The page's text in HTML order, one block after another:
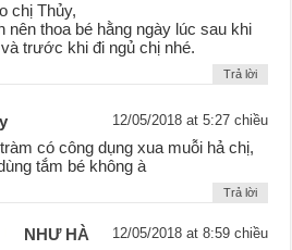
chị Thủy,
nên thoa bé hằng ngày lúc sau khi
trước khi đi ngủ chị nhé.
Trả lời
12/05/2018 at 5:27 chiều
có công dụng xua muỗi hả chị,
tắm bé không à
Trả lời
NHƯ HÀ 12/05/2018 at 8:59 chiều